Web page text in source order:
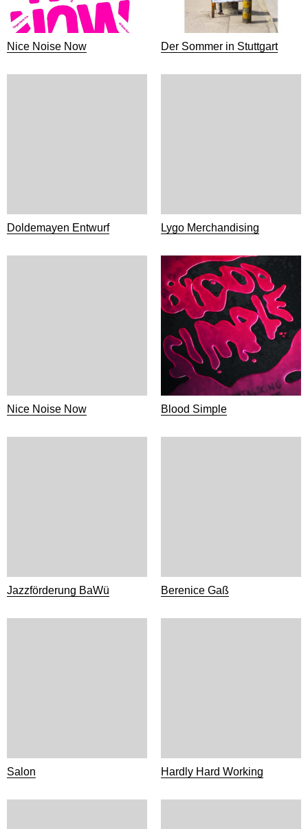
Nice Noise Now Der Sommer in Stuttgart
Doldemayen Entwurf Lygo Merchandising
Nice Noise Now Blood Simple
Jazzförderung BaWü Berenice Gaß
Salon Hardly Hard Working